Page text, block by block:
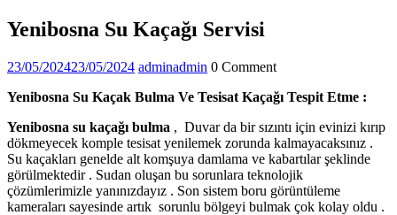
Yenibosna Su Kaçağı Servisi
23/05/202423/05/2024 adminadmin 0 Comment
Yenibosna Su Kaçak Bulma Ve Tesisat Kaçağı Tespit Etme :
Yenibosna su kaçağı bulma , Duvar da bir sızıntı için evinizi kırıp
dökmeyecek komple tesisat yenilemek zorunda kalmayacaksınız .
Su kaçakları genelde alt komşuya damlama ve kabartılar şeklinde
görülmektedir . Sudan oluşan bu sorunlara teknolojik
çözümlerimizle yanınızdayız . Son sistem boru görüntüleme
kameraları sayesinde artık sorunlu bölgeyi bulmak çok kolay oldu .